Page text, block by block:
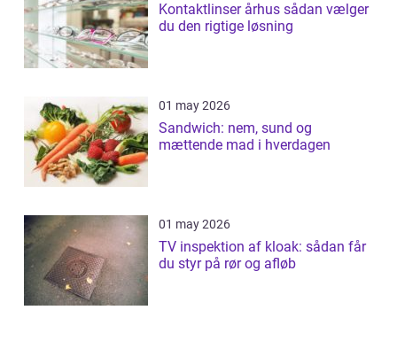
Kontaktlinser århus sådan vælger
du den rigtige løsning
01 may 2026
Sandwich: nem, sund og
mættende mad i hverdagen
01 may 2026
TV inspektion af kloak: sådan får
du styr på rør og afløb